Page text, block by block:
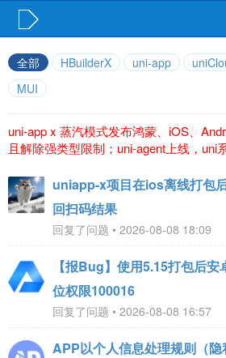
全部 HBuilderX uni-app
MUI
uni-app x 蒸汽模式发布鸿蒙、iOS、
且解除强类型限制；uni-agent上线，uni
uniapp-x项目在ios离线打包
回扫码结果
回复了问题 • 2026-08-08 18:09
【报Bug】使用5.15打包后
位权限100016
回复了问题 • 2026-08-08 16:57
APP以个人信息处理规则（